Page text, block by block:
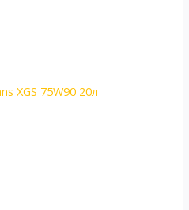
XGS 75W90 20л